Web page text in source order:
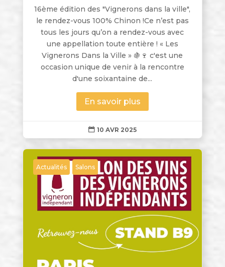
16ème édition des "Vignerons dans la ville",
le rendez-vous 100% Chinon !Ce n’est pas
tous les jours qu’on a rendez-vous avec
une appellation toute entière ! « Les
Vignerons Dans la Ville » 🍇🍷 c'est une
occasion unique de venir à la rencontre
d'une soixantaine de...
En savoir plus
 10 AVR 2025
Actualités Salons